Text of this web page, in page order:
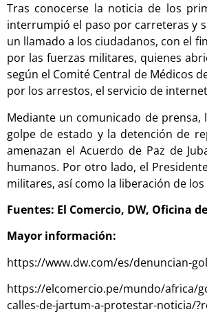
Tras conocerse la noticia de los
interrumpió el paso por carreteras y
un llamado a los ciudadanos, con el
por las fuerzas militares, quienes
según el Comité Central de Médicos
por los arrestos, el servicio de
Mediante un comunicado de prensa,
golpe de estado y la detención de
amenazan el Acuerdo de Paz de
humanos. Por otro lado, el
militares, así como la liberación de
Fuentes: El Comercio, DW, Oficina
Mayor información:
https://www.dw.com/es/denuncian-
https://elcomercio.pe/mundo/africa/
calles-de-jartum-a-protestar-noticia/